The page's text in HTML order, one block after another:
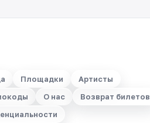
Площадки
Артисты
О нас
Возврат билетов